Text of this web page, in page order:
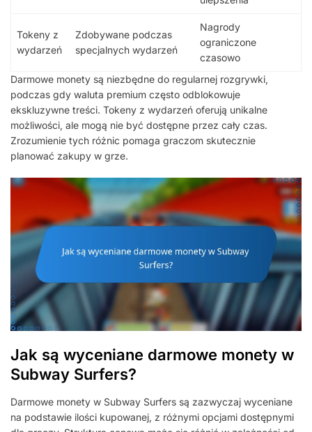
Tokeny z
wydarzeń
Zdobywane podczas
specjalnych wydarzeń
Nagrody
ograniczone
czasowo
Darmowe monety są niezbędne do regularnej rozgrywki,
podczas gdy waluta premium często odblokowuje
ekskluzywne treści. Tokeny z wydarzeń oferują unikalne
możliwości, ale mogą nie być dostępne przez cały czas.
Zrozumienie tych różnic pomaga graczom skutecznie
planować zakupy w grze.
Jak są wyceniane darmowe monety w
Subway Surfers?
Darmowe monety w Subway Surfers są zazwyczaj wyceniane
na podstawie ilości kupowanej, z różnymi opcjami dostępnymi